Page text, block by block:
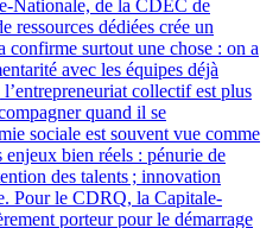
Nationale, de la CDEC de
ressources dédiées crée un
confirme surtout une chose : on a
avec les équipes déjà
collectif est plus
quand il se
sociale est souvent vue comme
enjeux bien réels : pénurie de
des talents ; innovation
Pour le CDRQ, la Capitale-
porteur pour le démarrage